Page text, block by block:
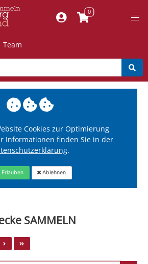
Team
Cookies zur Optimierung
Informationen finden Sie in der
.
Erlauben Ablehnen
SAMMELN